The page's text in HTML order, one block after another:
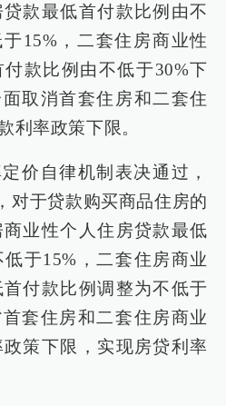
款最低首付款比例由不
15%，二套住房商业性
款比例由不低于30%下
取消首套住房和二套住
利率政策下限。
价自律机制表决通过，
对于贷款购买商品住房的
业性个人住房贷款最低
于15%，二套住房商业
付款比例调整为不低于
套住房和二套住房商业
策下限，实现房贷利率